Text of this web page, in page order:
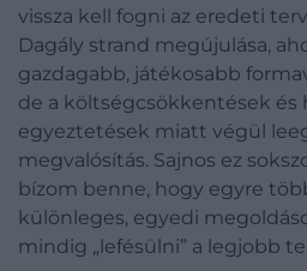
vissza kell fogni az eredeti
Dagály strand megújulása,
gazdagabb, játékosabb
de a költségcsökkentések és
egyeztetések miatt végül
megvalósítás. Sajnos ez
bízom benne, hogy egyre
különleges, egyedi
mindig „lefésülni” a legjobb